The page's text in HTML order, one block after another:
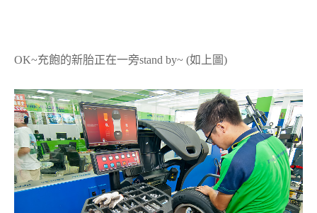
OK~充飽的新胎正在一旁stand by~ (如上圖)